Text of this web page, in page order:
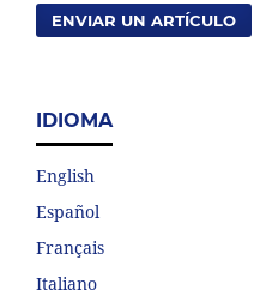
ENVIAR UN ARTÍCULO
IDIOMA
English
Español
Français
Italiano